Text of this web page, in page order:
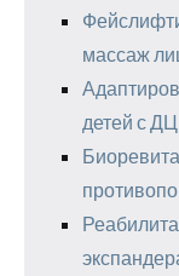
массаж
детей с